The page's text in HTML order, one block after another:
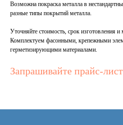
Возможна покраска металла в
разные типы покрытий металла.
Уточняйте стоимость, срок изготовления
Комплектуем фасонными, крепежными
герметизирующими материалами.
Запрашивайте прайс-лист